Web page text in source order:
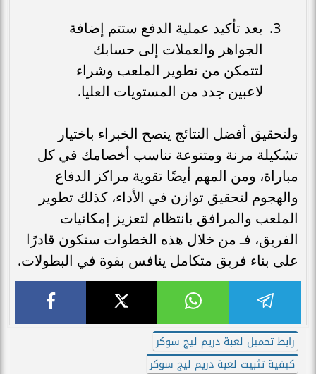
بعد تأكيد عملية الدفع ستتم إضافة
الجواهر والعملات إلى حسابك
لتتمكن من تطوير الملعب وشراء
لاعبين جدد من المستويات العليا.
ولتحقيق أفضل النتائج ينصح الخبراء باختيار
تشكيلة مرنة ومتنوعة تناسب أخصامك في كل
مباراة، ومن المهم أيضًا تقوية مراكز الدفاع
والهجوم لتحقيق توازن في الأداء، كذلك تطوير
الملعب والمرافق بانتظام لتعزيز إمكانيات
الفريق، فـ من خلال هذه الخطوات ستكون قادرًا
على بناء فريق متكامل ينافس بقوة في البطولات.
رابط تحميل لعبة دريم ليج سوكر
كيفية تثبيت لعبة دريم ليج سوكر